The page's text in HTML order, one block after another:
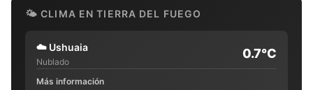
🌤 CLIMA EN TIERRA DEL FUEGO
☁️ Ushuaia
Nublado
0.7°C
Más información